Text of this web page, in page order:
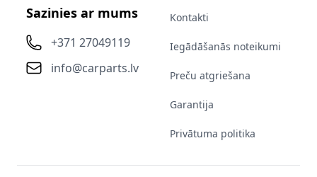
Sazinies ar mums
+371 27049119
info@carparts.lv
Kontakti
Iegādāšanās noteikumi
Preču atgriešana
Garantija
Privātuma politika